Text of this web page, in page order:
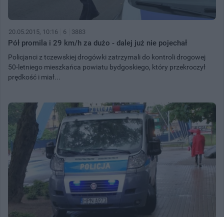
20.05.2015, 10:16 6 3883
Pół promila i 29 km/h za dużo - dalej już nie pojechał
Policjanci z tczewskiej drogówki zatrzymali do kontroli drogowej
50-letniego mieszkańca powiatu bydgoskiego, który przekroczył
prędkość i miał...